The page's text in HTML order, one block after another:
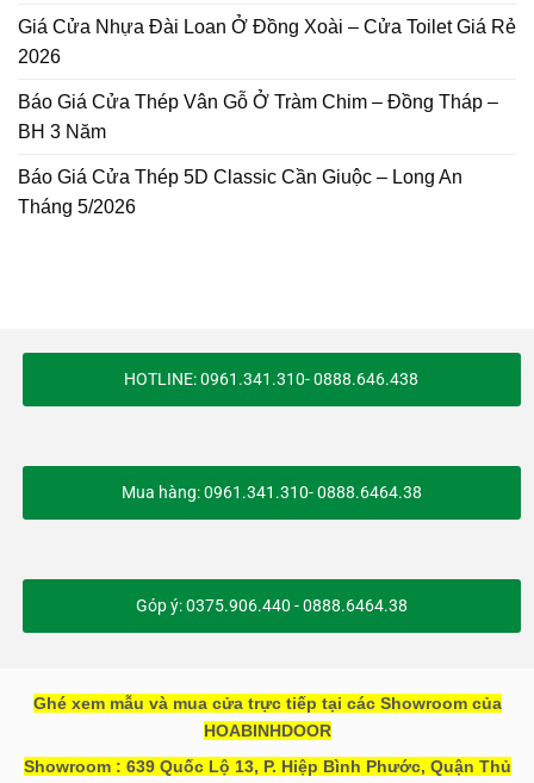
Giá Cửa Nhựa Đài Loan Ở Đồng Xoài – Cửa Toilet Giá Rẻ
2026
Báo Giá Cửa Thép Vân Gỗ Ở Tràm Chim – Đồng Tháp –
BH 3 Năm
Báo Giá Cửa Thép 5D Classic Cần Giuộc – Long An
Tháng 5/2026
HOTLINE: 0961.341.310- 0888.646.438
Mua hàng: 0961.341.310- 0888.6464.38
Góp ý: 0375.906.440 - 0888.6464.38
Ghé xem mẫu và mua cửa trực tiếp tại các Showroom của
HOABINHDOOR
Showroom : 639 Quốc Lộ 13, P. Hiệp Bình Phước, Quận Thủ